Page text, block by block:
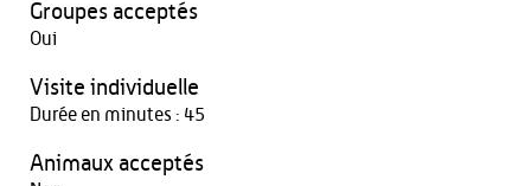
Groupes acceptés
Oui
Visite individuelle
Durée en minutes : 45
Animaux acceptés